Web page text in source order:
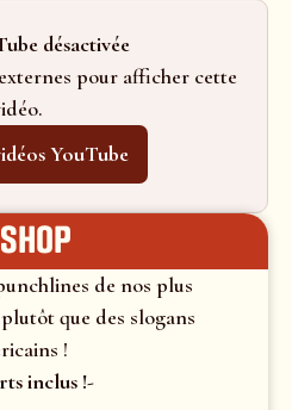
désactivée
pour afficher cette
YouTube
de nos plus
que des slogans
!
inclus !-